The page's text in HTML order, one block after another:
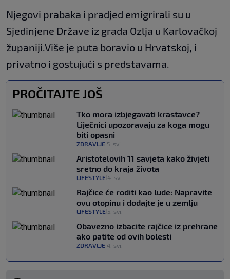
Njegovi prabaka i pradjed emigrirali su u
Sjedinjene Države iz grada Ozlja u Karlovačkoj
županiji.Više je puta boravio u Hrvatskoj, i
privatno i gostujući s predstavama.
PROČITAJTE JOŠ
Tko mora izbjegavati krastavce?
Liječnici upozoravaju za koga mogu
biti opasni
ZDRAVLJE 5. svi.
Aristotelovih 11 savjeta kako živjeti
sretno do kraja života
LIFESTYLE 4. svi.
Rajčice će roditi kao lude: Napravite
ovu otopinu i dodajte je u zemlju
LIFESTYLE 5. svi.
Obavezno izbacite rajčice iz prehrane
ako patite od ovih bolesti
ZDRAVLJE 4. svi.